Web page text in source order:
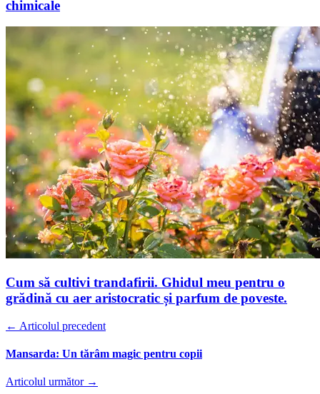
chimicale
Cum să cultivi trandafirii. Ghidul meu pentru o
grădină cu aer aristocratic și parfum de poveste.
← Articolul precedent
Mansarda: Un tărâm magic pentru copii
Articolul următor →